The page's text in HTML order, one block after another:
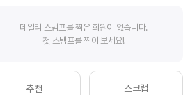
데일리 스탬프를 찍은 회원이 없습니다.
첫 스탬프를 찍어 보세요!
추천
스크랩